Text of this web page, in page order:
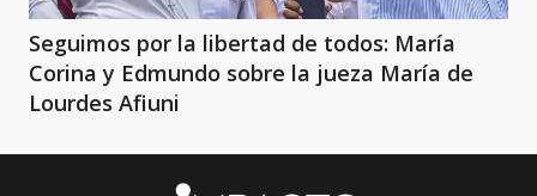
Seguimos por la libertad de todos: María
Corina y Edmundo sobre la jueza María de
Lourdes Afiuni